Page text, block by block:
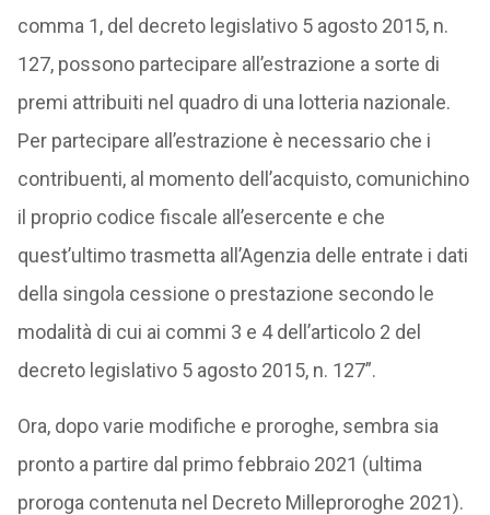
comma 1, del decreto legislativo 5 agosto 2015, n.
127, possono partecipare all’estrazione a sorte di
premi attribuiti nel quadro di una lotteria nazionale.
Per partecipare all’estrazione è necessario che i
contribuenti, al momento dell’acquisto, comunichino
il proprio codice fiscale all’esercente e che
quest’ultimo trasmetta all’Agenzia delle entrate i dati
della singola cessione o prestazione secondo le
modalità di cui ai commi 3 e 4 dell’articolo 2 del
decreto legislativo 5 agosto 2015, n. 127”.
Ora, dopo varie modifiche e proroghe, sembra sia
pronto a partire dal primo febbraio 2021 (ultima
proroga contenuta nel Decreto Milleproroghe 2021).